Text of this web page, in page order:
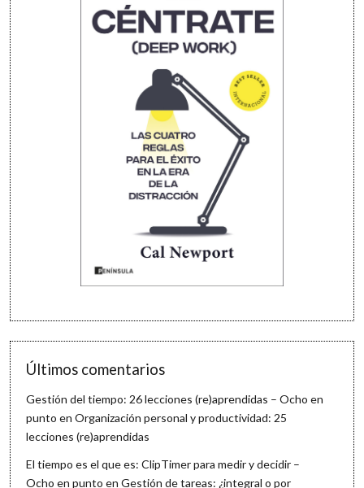
Últimos comentarios
Gestión del tiempo: 26 lecciones (re)aprendidas – Ocho en
punto enOrganización personal y productividad: 25
lecciones (re)aprendidas
El tiempo es el que es: ClipTimer para medir y decidir –
Ocho en punto enGestión de tareas: ¿integral o por